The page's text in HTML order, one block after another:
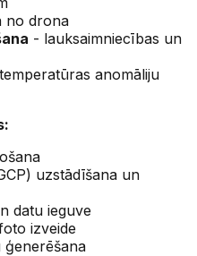
no drona
- lauksaimniecības un
anomāliju
uzstādīšana un
datu ieguve
izveide